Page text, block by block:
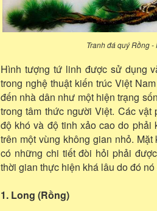
Tranh đá quý Rồng -
Hình tượng tứ linh được sử dụng
trong nghệ thuật kiến trúc Việt
đến nhà dân như một hiện trạng
trong tâm thức người Việt. Các
độ khó và độ tinh xảo cao do phải
trên một vùng không gian nhỏ.
có những chi tiết đòi hỏi phải
thời gian thực hiện khá lâu do đó nó
1. Long (Rồng)